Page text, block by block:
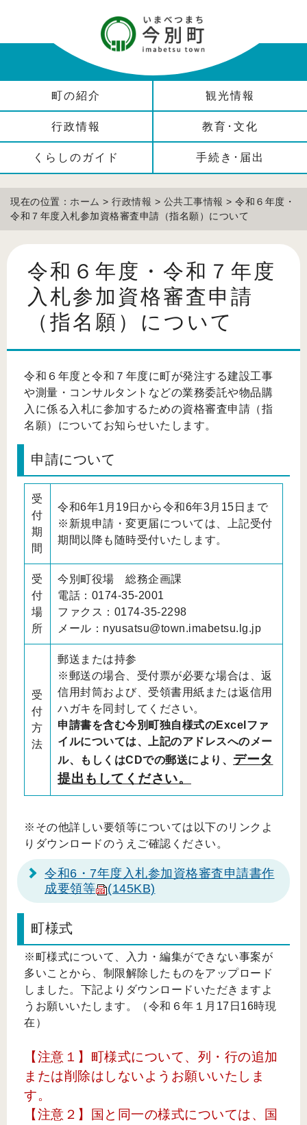
町の紹介 観光情報
行政情報 教育･文化
くらしのガイド 手続き･届出
現在の位置： ホーム > 行政情報 > 公共工事情報 > 令和６年度・
令和７年度入札参加資格審査申請（指名願）について
令和６年度・令和７年度
入札参加資格審査申請
（指名願）について
令和６年度と令和７年度に町が発注する建設工事
や測量・コンサルタントなどの業務委託や物品購
入に係る入札に参加するための資格審査申請（指
名願）についてお知らせいたします。
申請について
受
付
期
間
令和6年1月19日から令和6年3月15日まで
※新規申請・変更届については、上記受付
期間以降も随時受付いたします。
受
付
場
所
今別町役場 総務企画課
電話：0174-35-2001
ファクス：0174-35-2298
メール：nyusatsu@town.imabetsu.lg.jp
受
付
方
法
郵送または持参
※郵送の場合、受付票が必要な場合は、返
信用封筒および、受領書用紙または返信用
ハガキを同封してください。
申請書を含む今別町独自様式のExcelファ
イルについては、上記のアドレスへのメー
ル、もしくはCDでの郵送により、 データ
提出もしてください。
※その他詳しい要領等については以下のリンクよ
りダウンロードのうえご確認ください。
令和6・7年度入札参加資格審査申請書作
成要領等
(145KB)
町様式
※町様式について、入力・編集ができない事案が
多いことから、制限解除したものをアップロード
しました。下記よりダウンロードいただきますよ
うお願いいたします。（令和６年１月17日16時現
在）
【注意１】町様式について、列・行の追加
または削除はしないようお願いいたしま
す。
【注意２】国と同一の様式については、国